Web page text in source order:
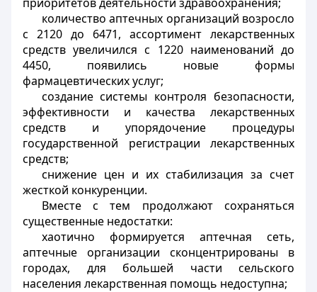
количество аптечных организаций возросло
с 2120 до 6471, ассортимент лекарственных
средств увеличился с 1220 наименований до
4450, появились новые формы
фармацевтических услуг;
создание системы контроля безопасности,
эффективности и качества лекарственных
средств и упорядочение процедуры
государственной регистрации лекарственных
средств;
снижение цен и их стабилизация за счет
жесткой конкуренции.
Вместе с тем продолжают сохраняться
существенные недостатки:
хаотично формируется аптечная сеть,
аптечные организации сконцентрированы в
городах, для большей части сельского
населения лекарственная помощь недоступна;